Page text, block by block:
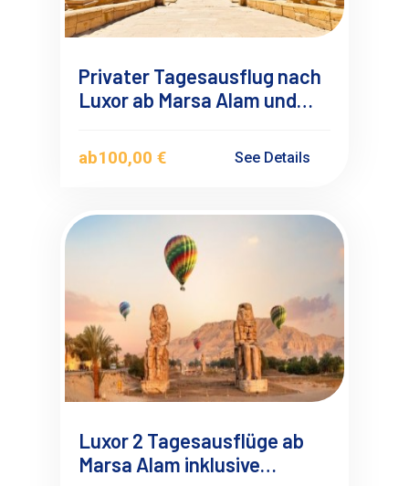
Privater Tagesausflug nach
Luxor ab Marsa Alam und
Deutschsprachigen
Reiseführer
ab100,00 € See Details
Luxor 2 Tagesausflüge ab
Marsa Alam inklusive